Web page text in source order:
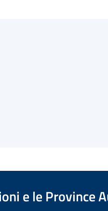
e le Province